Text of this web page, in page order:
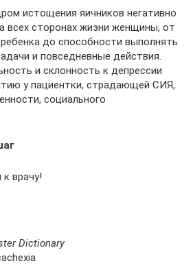
истощения яичников негативно
всех сторонах жизни женщины, от
до способности выполнять
и повседневные действия.
и склонность к депрессии
у пациентки, страдающей СИЯ,
социального
врачу!
Dictionary